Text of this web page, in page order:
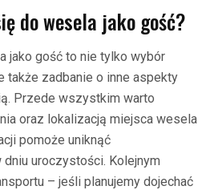
do wesela jako gość?
jako gość to nie tylko wybór
także zadbanie o inne aspekty
Przede wszystkim warto
oraz lokalizacją miejsca wesela
pomoże uniknąć
uroczystości. Kolejnym
– jeśli planujemy dojechać